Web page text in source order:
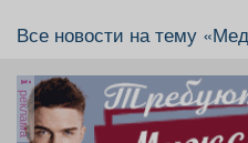
Все новости на тему
реклама